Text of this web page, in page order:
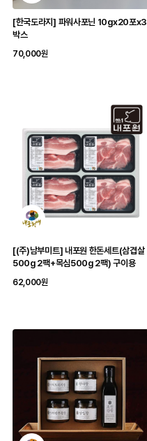
[한국도라지] 파워사포닌 10gx20포x3
박스
70,000원
[(주)남부미트] 내포원 한돈세트(삼겹살
500g 2팩+목심500g 2팩) 구이용
62,000원